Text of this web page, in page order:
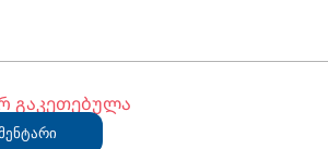
გაკეთებულა